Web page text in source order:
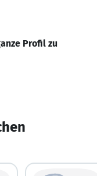
Profil zu